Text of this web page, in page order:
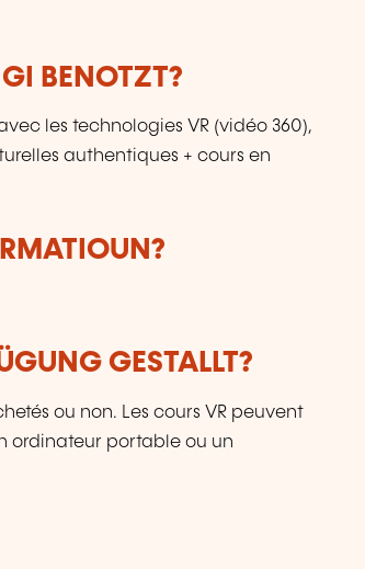
BENOTZT?
les technologies VR (vidéo 360),
authentiques + cours en
GESTALLT?
ou non. Les cours VR peuvent
ordinateur portable ou un